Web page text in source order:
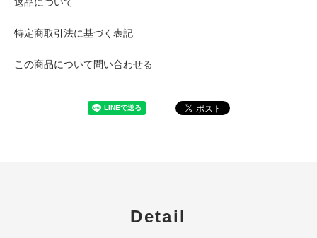
特定商取引法に基づく表記
この商品について問い合わせる
Detail